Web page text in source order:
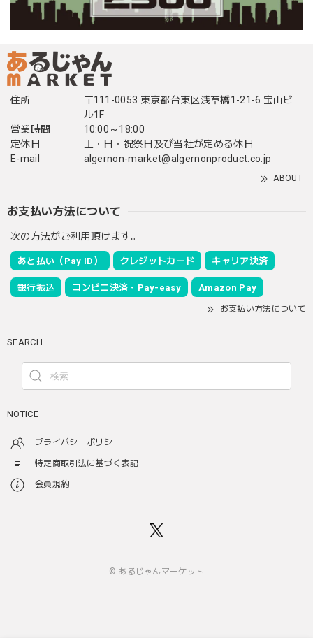
住所
〒111-0053 東京都台東区浅草橋1-21-6 宝山ビ
ル1F
営業時間
10:00～18:00
定休日
土・日・祝祭日及び当社が定める休日
E-mail
algernon-market@algernonproduct.co.jp
ABOUT
お支払い方法について
次の方法がご利用頂けます。
あと払い（Pay ID） クレジットカード キャリア決済
銀行振込 コンビニ決済・Pay-easy Amazon Pay
お支払い方法について
SEARCH
NOTICE
プライバシーポリシー
特定商取引法に基づく表記
会員規約
© あるじゃんマーケット